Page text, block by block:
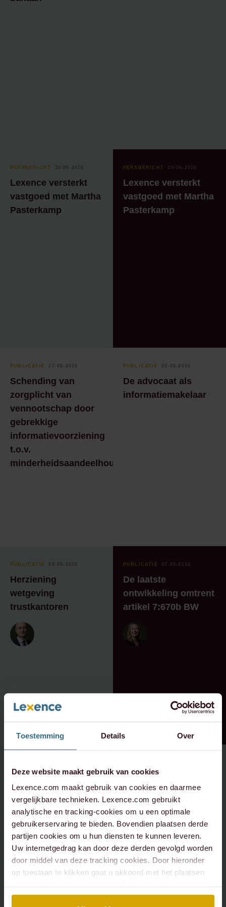
Toestemming Details Over
Deze website maakt gebruik van cookies
Lexence.com maakt gebruik van cookies en daarmee
vergelijkbare technieken. Lexence.com gebruikt
analytische en tracking-cookies om u een optimale
gebruikerservaring te bieden. Bovendien plaatsen derde
partijen cookies om u hun diensten te kunnen leveren.
Uw internetgedrag kan door deze derden gevolgd worden
door middel van deze tracking cookies. Door hieronder
op toestaan te klikken gaat u akkoord met het plaatsen
PERSBERICHT ⸱ 30-06-2016
Lexence versterkt
vastgoed met Martha
Pasterkamp
PERSBERICHT ⸱ 30-06-2016
Lexence versterkt
vastgoed met Martha
Pasterkamp
PUBLICATIE ⸱ 27-06-2016
Schending van
zorgplicht van
vennootschap door
gebrekkige
informatievoorziening
t.o.v.
minderheidsaandeelhouder
PUBLICATIE ⸱ 09-06-2016
De advocaat als
informatiemakelaar
PUBLICATIE ⸱ 08-06-2016
Herziening
wetgeving
trustkantoren
PUBLICATIE ⸱ 03-06-2016
De laatste
ontwikkeling omtrent
artikel 7:670b BW